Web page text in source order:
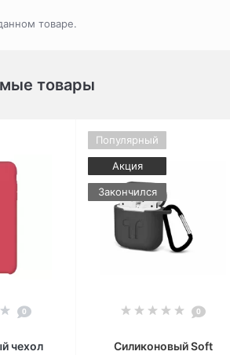
товаре.
товары
0
чехол
Популярный
Акция
Закончился
0
Силиконовый Soft